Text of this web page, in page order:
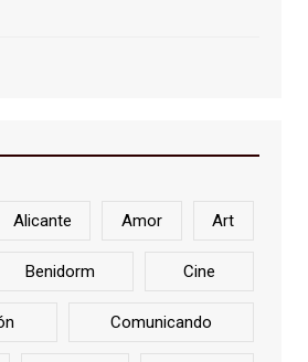
Alicante Amor Art
Benidorm Cine
Comunicando